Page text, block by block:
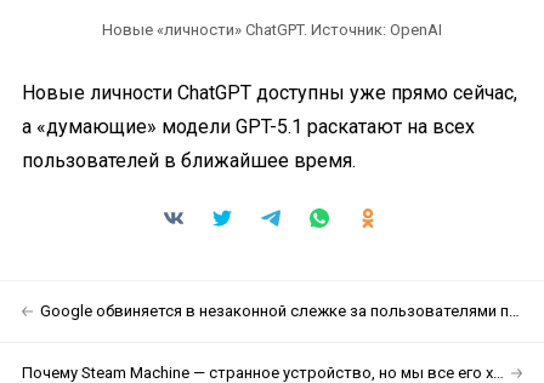
Новые «личности» ChatGPT. Источник: OpenAI
Новые личности ChatGPT доступны уже прямо сейчас,
а «думающие» модели GPT-5.1 раскатают на всех
пользователей в ближайшее время.
Google обвиняется в незаконной слежке за пользователями при помощи Gemini
Почему Steam Machine — странное устройство, но мы все его хотим